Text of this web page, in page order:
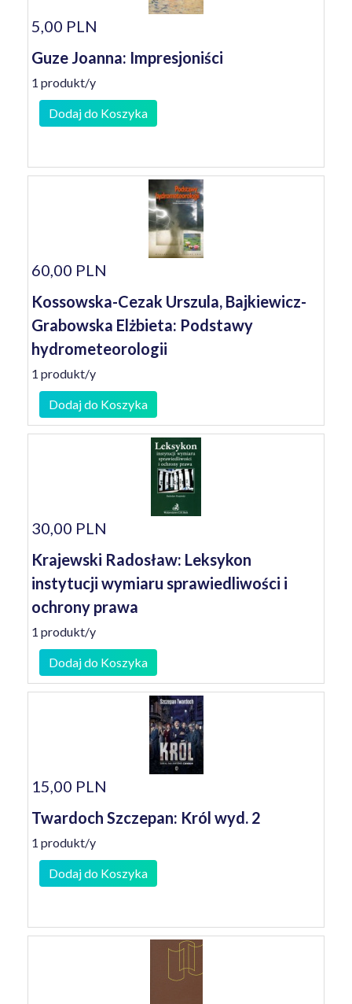
5,00 PLN
Guze Joanna: Impresjoniści
1 produkt/y
Dodaj do Koszyka
60,00 PLN
Kossowska-Cezak Urszula, Bajkiewicz-
Grabowska Elżbieta: Podstawy
hydrometeorologii
1 produkt/y
Dodaj do Koszyka
30,00 PLN
Krajewski Radosław: Leksykon
instytucji wymiaru sprawiedliwości i
ochrony prawa
1 produkt/y
Dodaj do Koszyka
15,00 PLN
Twardoch Szczepan: Król wyd. 2
1 produkt/y
Dodaj do Koszyka